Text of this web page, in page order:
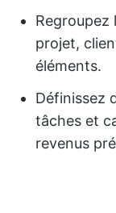
Regroupez
projet,
éléments.
Définissez
tâches et
revenus